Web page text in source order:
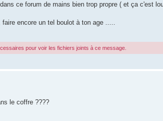
ce forum de mains bien trop propre ( et ça c'est
encore un tel boulot à ton age .....
pour voir les fichiers joints à ce message.
le coffre ????